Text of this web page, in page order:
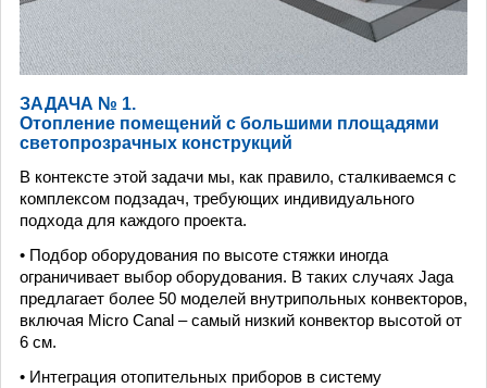
ЗАДАЧА № 1.
Отопление помещений с большими площадями
светопрозрачных конструкций
В контексте этой задачи мы, как правило, сталкиваемся с
комплексом подзадач, требующих индивидуального
подхода для каждого проекта.
• Подбор оборудования по высоте стяжки иногда
ограничивает выбор оборудования. В таких случаях Jaga
предлагает более 50 моделей внутрипольных конвекторов,
включая Micro Canal – самый низкий конвектор высотой от
6 см.
• Интеграция отопительных приборов в систему